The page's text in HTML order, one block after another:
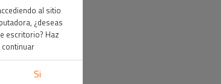
al sitio
¿deseas
escritorio? Haz
continuar
Si